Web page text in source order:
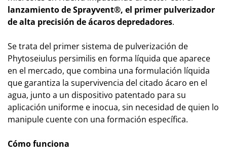
lanzamiento de Sprayvent®, el primer pulverizador
de alta precisión de ácaros depredadores.
Se trata del primer sistema de pulverización de
Phytoseiulus persimilis en forma líquida que aparece
en el mercado, que combina una formulación líquida
que garantiza la supervivencia del citado ácaro en el
agua, junto a un dispositivo patentado para su
aplicación uniforme e inocua, sin necesidad de quien lo
manipule cuente con una formación específica.
Cómo funciona